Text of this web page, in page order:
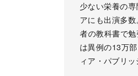
少ない栄養の
アにも出演多
者の教科書で
は異例の13万
ィア・パブリ